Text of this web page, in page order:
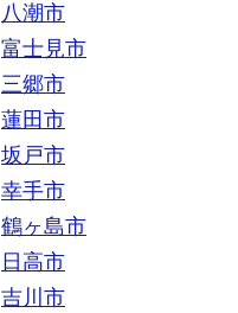
八潮市
富士見市
三郷市
蓮田市
坂戸市
幸手市
鶴ヶ島市
日高市
吉川市